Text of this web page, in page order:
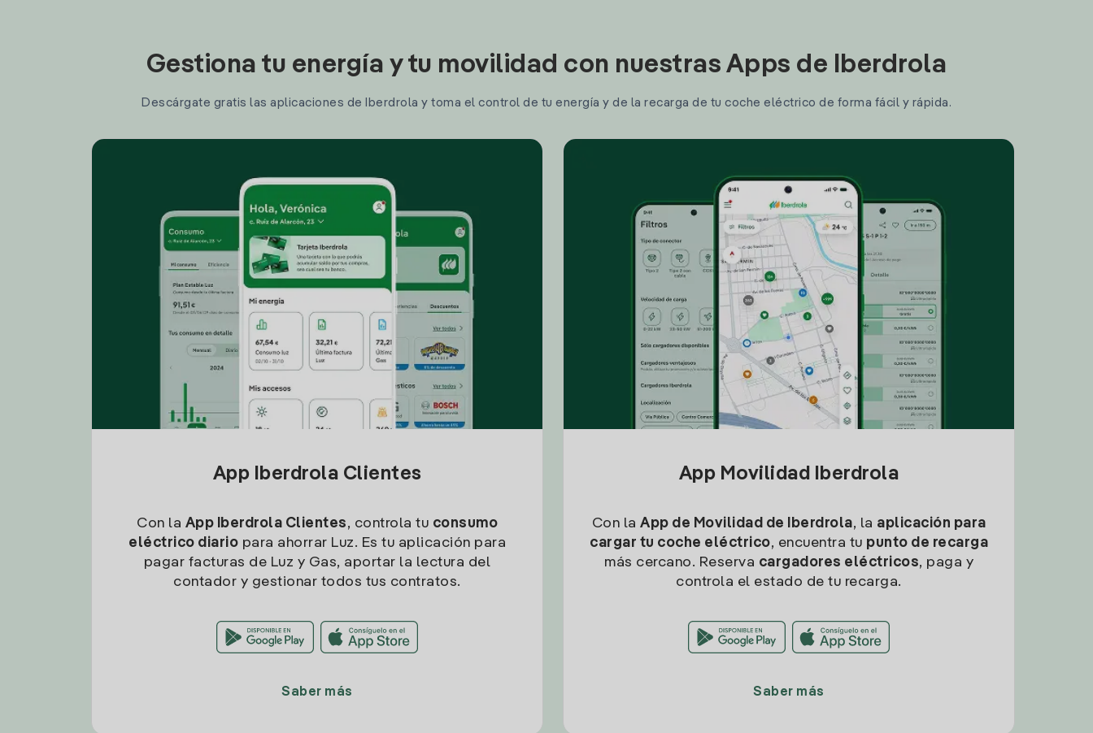
Gestiona tu energía y tu movilidad con nuestras Apps de Iberdrola
Descárgate gratis las aplicaciones de Iberdrola y toma el control de tu energía y de la recarga de tu coche eléctrico de forma fácil y rápida.
App Iberdrola Clientes
Con la App Iberdrola Clientes, controla tu consumo
eléctrico diario para ahorrar Luz. Es tu aplicación para
pagar facturas de Luz y Gas, aportar la lectura del
contador y gestionar todos tus contratos.
Saber más
App Movilidad Iberdrola
Con la App de Movilidad de Iberdrola, la aplicación para
cargar tu coche eléctrico, encuentra tu punto de recarga
más cercano. Reserva cargadores eléctricos, paga y
controla el estado de tu recarga.
Saber más